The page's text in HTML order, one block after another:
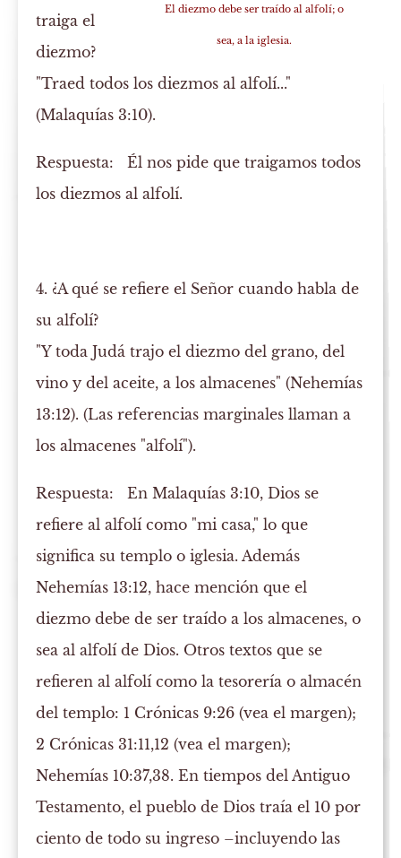
El diezmo debe ser traído al alfolí; o
sea, a la iglesia.
traiga el
diezmo?
"Traed todos los diezmos al alfolí..."
(Malaquías 3:10).
Respuesta: Él nos pide que traigamos todos
los diezmos al alfolí.
4. ¿A qué se refiere el Señor cuando habla de
su alfolí?
"Y toda Judá trajo el diezmo del grano, del
vino y del aceite, a los almacenes" (Nehemías
13:12). (Las referencias marginales llaman a
los almacenes "alfolí").
Respuesta: En Malaquías 3:10, Dios se
refiere al alfolí como "mi casa," lo que
significa su templo o iglesia. Además
Nehemías 13:12, hace mención que el
diezmo debe de ser traído a los almacenes, o
sea al alfolí de Dios. Otros textos que se
refieren al alfolí como la tesorería o almacén
del templo: 1 Crónicas 9:26 (vea el margen);
2 Crónicas 31:11,12 (vea el margen);
Nehemías 10:37,38. En tiempos del Antiguo
Testamento, el pueblo de Dios traía el 10 por
ciento de todo su ingreso –incluyendo las